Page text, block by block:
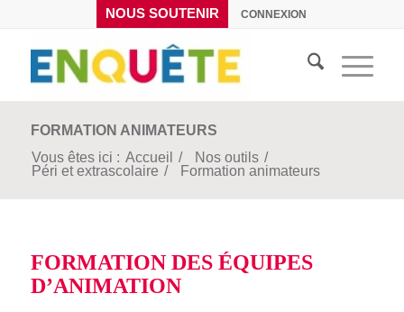
NOUS SOUTENIR CONNEXION
FORMATION ANIMATEURS
Vous êtes ici : Accueil / Nos outils /
Péri et extrascolaire / Formation animateurs
FORMATION DES ÉQUIPES
D’ANIMATION